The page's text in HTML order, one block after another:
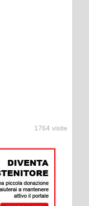
1764 visite